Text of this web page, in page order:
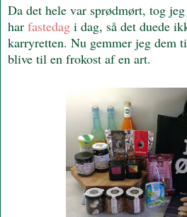
Da det hele var sprødmørt, tog
har fastedag i dag, så det duede
karryretten. Nu gemmer jeg dem
blive til en frokost af en art.